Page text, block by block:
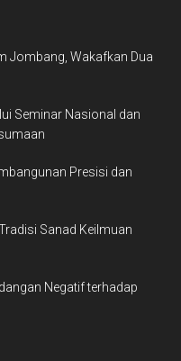
Jombang, Wakafkan Dua
Seminar Nasional dan
Presisi dan
Sanad Keilmuan
Negatif terhadap